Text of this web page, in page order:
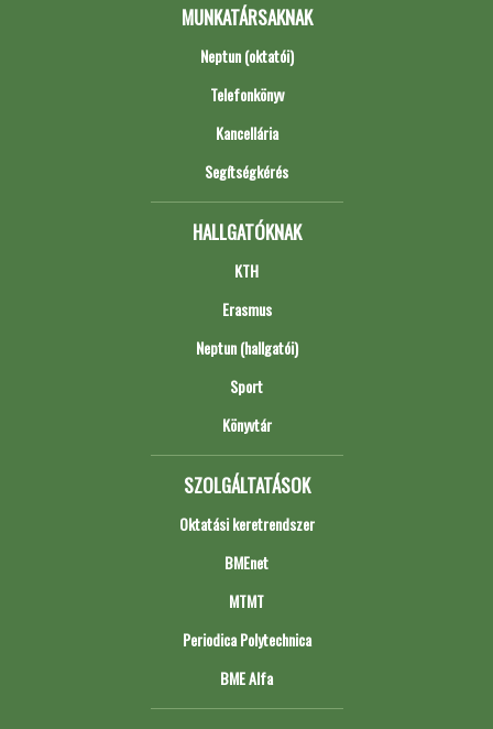
MUNKATÁRSAKNAK
Neptun (oktatói)
Telefonkönyv
Kancellária
Segítségkérés
HALLGATÓKNAK
KTH
Erasmus
Neptun (hallgatói)
Sport
Könyvtár
SZOLGÁLTATÁSOK
Oktatási keretrendszer
BMEnet
MTMT
Periodica Polytechnica
BME Alfa